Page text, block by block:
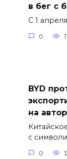
в бег с
С 1
0
BYD
на
с
0